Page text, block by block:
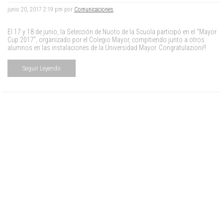
junio 20, 2017 2:19 pm por Comunicaciones.
El 17 y 18 de junio, la Selección de Nuoto de la Scuola participó en el “Mayor
Cup 2017”, organizado por el Colegio Mayor, compitiendo junto a otros
alumnos en las instalaciones de la Universidad Mayor. Congratulazioni!!
Seguir Leyendo